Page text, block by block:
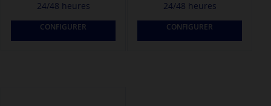
24/48 heures
CONFIGURER
24/48 heures
CONFIGURER